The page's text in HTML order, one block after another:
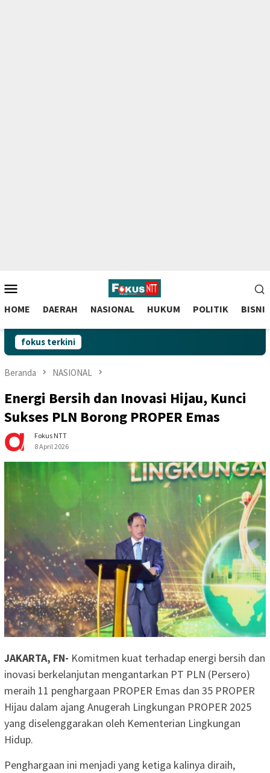
to
contentMobile
HOME DAERAH NASIONAL HUKUM POLITIK BISNIS
fokus terkini
Beranda NASIONAL
Energi Bersih dan Inovasi Hijau, Kunci
Sukses PLN Borong PROPER Emas
Fokus NTT
8 April 2026
JAKARTA, FN- Komitmen kuat terhadap energi bersih dan
inovasi berkelanjutan mengantarkan PT PLN (Persero)
meraih 11 penghargaan PROPER Emas dan 35 PROPER
Hijau dalam ajang Anugerah Lingkungan PROPER 2025
yang diselenggarakan oleh Kementerian Lingkungan
Hidup.
Penghargaan ini menjadi yang ketiga kalinya diraih,